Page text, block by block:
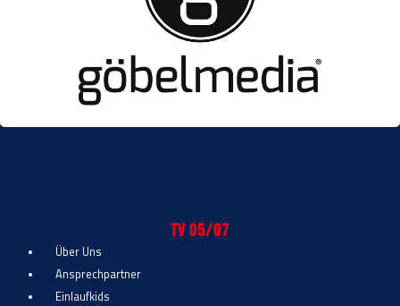
TV 05/07
Über Uns
Ansprechpartner
Einlaufkids